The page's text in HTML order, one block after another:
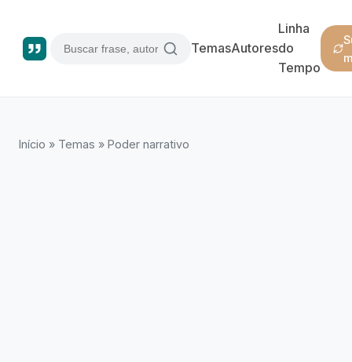
TemasAutores
Linha
do
Tempo
Início » Temas » Poder narrativo